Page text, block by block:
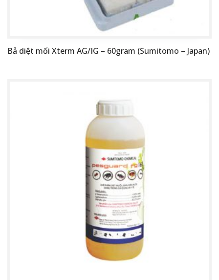
Bả diệt mối Xterm AG/IG – 60gram (Sumitomo – Japan)